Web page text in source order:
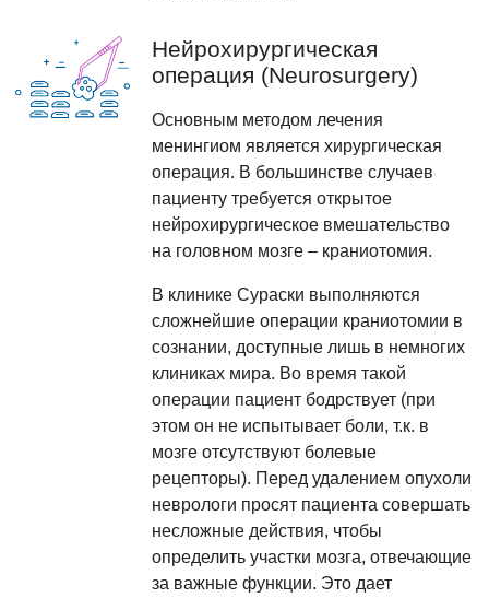
Нейрохирургическая
операция (Neurosurgery)
Основным методом лечения
менингиом является хирургическая
операция. В большинстве случаев
пациенту требуется открытое
нейрохирургическое вмешательство
на головном мозге – краниотомия.
В клинике Сураски выполняются
сложнейшие операции краниотомии в
сознании, доступные лишь в немногих
клиниках мира. Во время такой
операции пациент бодрствует (при
этом он не испытывает боли, т.к. в
мозге отсутствуют болевые
рецепторы). Перед удалением опухоли
неврологи просят пациента совершать
несложные действия, чтобы
определить участки мозга, отвечающие
за важные функции. Это дает